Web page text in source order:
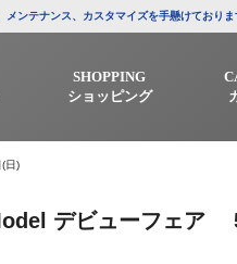
ンテナンス、カスタマイズを手懸けておりま
SHOPPING
ショッピング
日)
デビューフェア